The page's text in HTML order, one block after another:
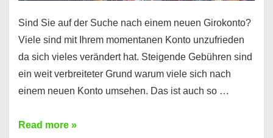
Sind Sie auf der Suche nach einem neuen Girokonto?
Viele sind mit Ihrem momentanen Konto unzufrieden
da sich vieles verändert hat. Steigende Gebühren sind
ein weit verbreiteter Grund warum viele sich nach
einem neuen Konto umsehen. Das ist auch so …
Konto
Read more »